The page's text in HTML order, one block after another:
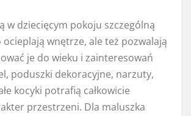
w dziecięcym pokoju szczególną
ocieplają wnętrze, ale też pozwalają
je do wieku i zainteresowań
poduszki dekoracyjne, narzuty,
kocyki potrafią całkowicie
przestrzeni. Dla maluszka